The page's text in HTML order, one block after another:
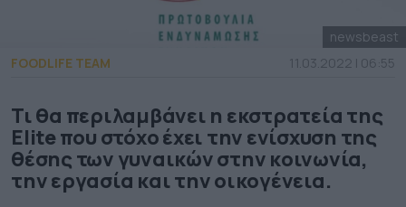
newsbeast
FOODLIFE TEAM
11.03.2022 | 06:55
Τι θα περιλαμβάνει η εκστρατεία της
Elite που στόχο έχει την ενίσχυση της
θέσης των γυναικών στην κοινωνία,
την εργασία και την οικογένεια.